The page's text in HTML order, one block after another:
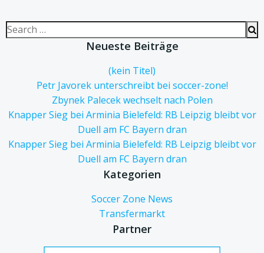
Search
for:
Neueste Beiträge
(kein Titel)
Petr Javorek unterschreibt bei soccer-zone!
Zbynek Palecek wechselt nach Polen
Knapper Sieg bei Arminia Bielefeld: RB Leipzig bleibt vor
Duell am FC Bayern dran
Knapper Sieg bei Arminia Bielefeld: RB Leipzig bleibt vor
Duell am FC Bayern dran
Kategorien
Soccer Zone News
Transfermarkt
Partner